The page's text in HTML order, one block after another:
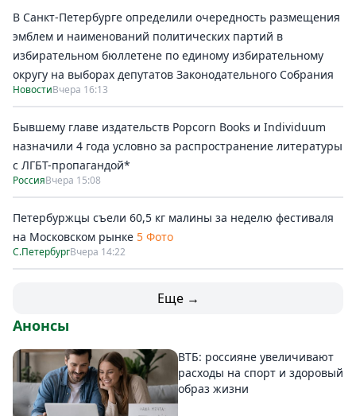
В Санкт-Петербурге определили очередность размещения
эмблем и наименований политических партий в
избирательном бюллетене по единому избирательному
округу на выборах депутатов Законодательного Собрания
НовостиВчера 16:13
Бывшему главе издательств Popcorn Books и Individuum
назначили 4 года условно за распространение литературы
с ЛГБТ-пропагандой*
РоссияВчера 15:08
Петербуржцы съели 60,5 кг малины за неделю фестиваля
на Московском рынке 5 Фото
С.ПетербургВчера 14:22
Еще →
Анонсы
ВТБ: россияне увеличивают
расходы на спорт и здоровый
образ жизни